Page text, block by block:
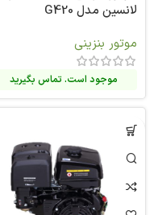
لانسین مدل G420
موتور بنزینی
موجود است. تماس بگیرید